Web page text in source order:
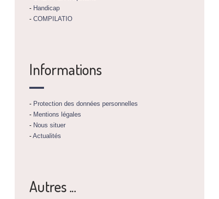
- Handicap
- COMPILATIO
Informations
- Protection des données personnelles
- Mentions légales
- Nous situer
- Actualités
Autres ...